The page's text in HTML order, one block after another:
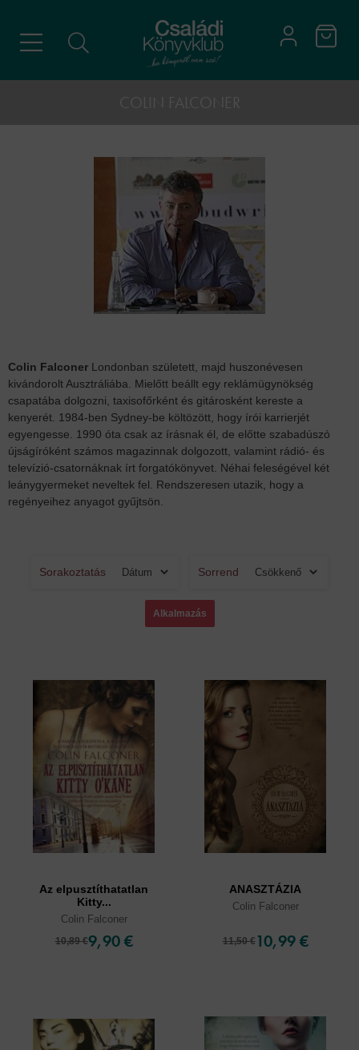
Colin Falconer Londonban született, majd huszonévesen
kivándorolt Ausztráliába. Mielőtt beállt egy reklámügynökség
csapatába dolgozni, taxisofőrként és gitárosként kereste a
kenyerét. 1984-ben Sydney-be költözött, hogy írói karrierjét
egyengesse. 1990 óta csak az írásnak él, de előtte szabadúszó
újságíróként számos magazinnak dolgozott, valamint rádió- és
televízió-csatornáknak írt forgatókönyvet. Néhai feleségével két
leánygyermeket neveltek fel. Rendszeresen utazik, hogy a
regényeihez anyagot gyűjtsön.
Sorakoztatás Sorrend
Az elpusztíthatatlan
Kitty...
Colin Falconer
10,89 €9,90 €
ANASZTÁZIA
Colin Falconer
11,50 € 10,99 €